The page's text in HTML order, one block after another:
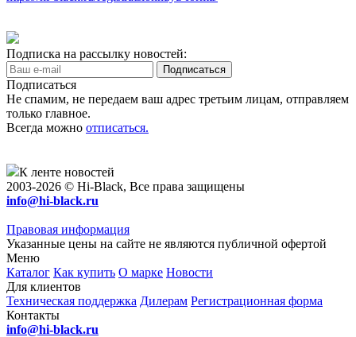
Подписка на рассылку новостей:
Подписаться
Не спамим, не передаем ваш адрес третьим лицам, отправляем
только главное.
Всегда можно отписаться.
К ленте новостей
2003-2026 © Hi-Black, Все права защищены
info@hi-black.ru
Правовая информация
Указанные цены на сайте не являются публичной офертой
Меню
Каталог Как купить О марке Новости
Для клиентов
Техническая поддержка Дилерам Регистрационная форма
Контакты
info@hi-black.ru